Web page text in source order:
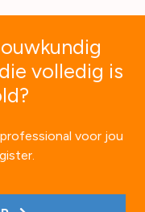
volledig is
voor jou